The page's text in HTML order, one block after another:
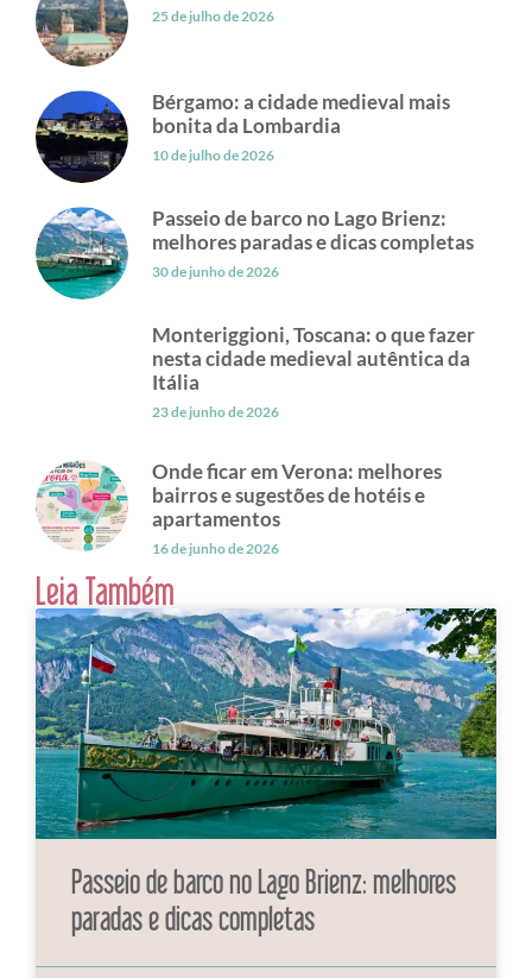
25 de julho de 2026
Bérgamo: a cidade medieval mais
bonita da Lombardia
10 de julho de 2026
Passeio de barco no Lago Brienz:
melhores paradas e dicas completas
30 de junho de 2026
Monteriggioni, Toscana: o que fazer
nesta cidade medieval autêntica da
Itália
23 de junho de 2026
Onde ficar em Verona: melhores
bairros e sugestões de hotéis e
apartamentos
16 de junho de 2026
Leia Também
Passeio de barco no Lago Brienz: melhores
paradas e dicas completas